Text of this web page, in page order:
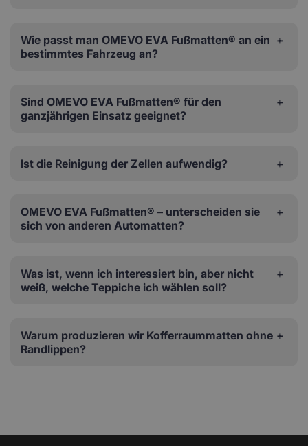
Wie passt man OMEVO EVA Fußmatten® an ein
bestimmtes Fahrzeug an?
Sind OMEVO EVA Fußmatten® für den
ganzjährigen Einsatz geeignet?
Ist die Reinigung der Zellen aufwendig?
OMEVO EVA Fußmatten® – unterscheiden sie
sich von anderen Automatten?
Was ist, wenn ich interessiert bin, aber nicht
weiß, welche Teppiche ich wählen soll?
Warum produzieren wir Kofferraummatten ohne
Randlippen?